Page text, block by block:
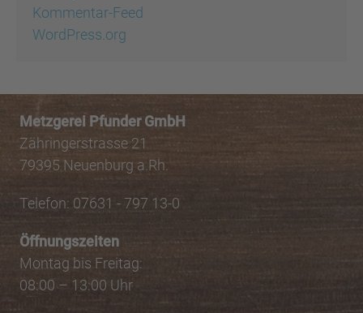
Kommentar-Feed
WordPress.org
Metzgerei Pfunder GmbH
Zähringerstrasse 21
79395 Neuenburg a.Rh.
Telefon: 07631 - 797 13-0
Öffnungszeiten
Montag bis Freitag:
08:00 – 13:00 Uhr